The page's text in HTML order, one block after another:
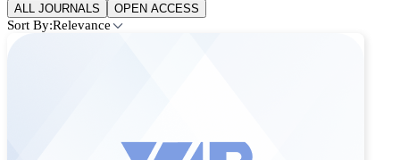
ALL JOURNALS OPEN ACCESS
Sort By:Relevance